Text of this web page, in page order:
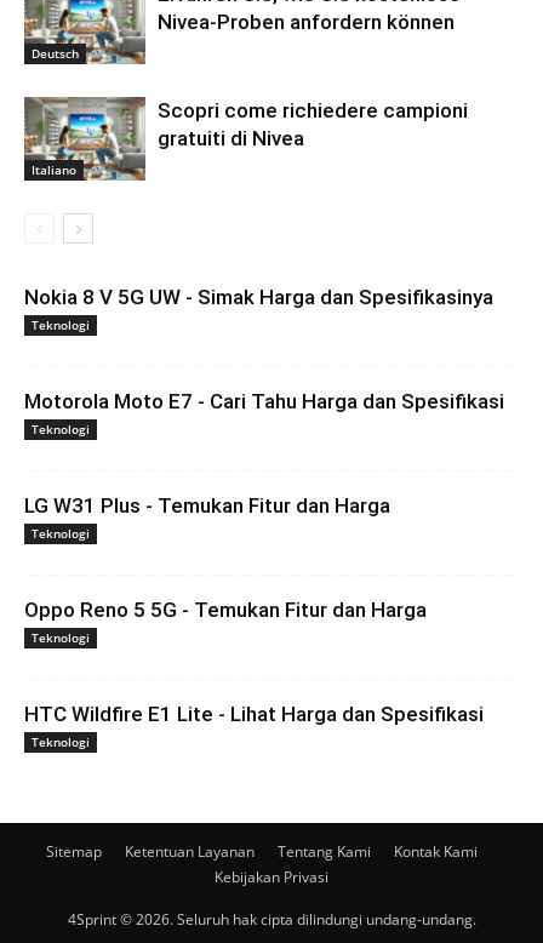
Deutsch
Nivea-Proben anfordern können
Italiano
Scopri come richiedere campioni
gratuiti di Nivea
Nokia 8 V 5G UW - Simak Harga dan Spesifikasinya
Teknologi
Motorola Moto E7 - Cari Tahu Harga dan Spesifikasi
Teknologi
LG W31 Plus - Temukan Fitur dan Harga
Teknologi
Oppo Reno 5 5G - Temukan Fitur dan Harga
Teknologi
HTC Wildfire E1 Lite - Lihat Harga dan Spesifikasi
Teknologi
Sitemap Ketentuan Layanan Tentang Kami
Kontak Kami
Kebijakan Privasi
4Sprint © 2026. Seluruh hak cipta dilindungi undang-undang.